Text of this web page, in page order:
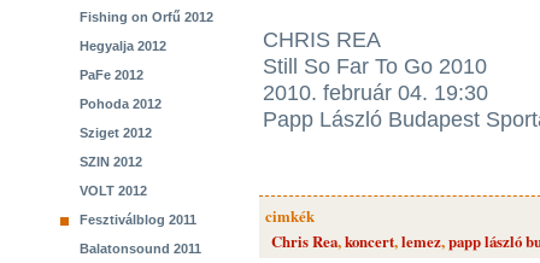
Fishing on Orfű 2012
Hegyalja 2012
PaFe 2012
Pohoda 2012
Sziget 2012
SZIN 2012
VOLT 2012
Fesztiválblog 2011
Balatonsound 2011
CHRIS REA
Still So Far To Go 2010
2010. február 04. 19:30
Papp László Budapest
cimkék
Chris Rea,koncert,lemez,papp lászló